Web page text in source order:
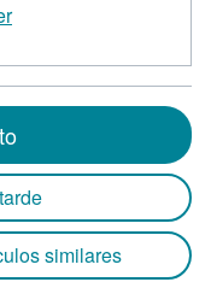
similares